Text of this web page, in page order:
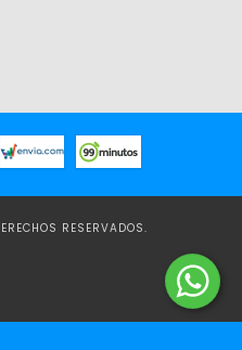
RESERVADOS.